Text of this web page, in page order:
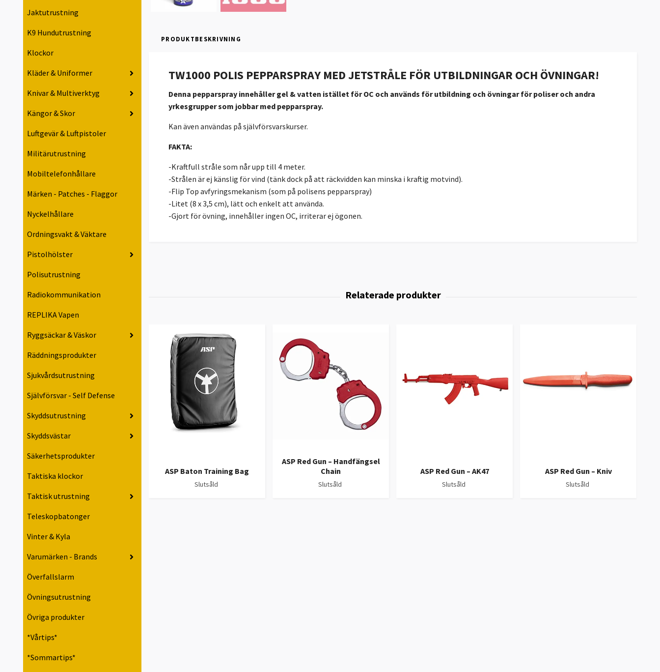
Jaktutrustning
K9 Hundutrustning
Klockor
Kläder & Uniformer
Knivar & Multiverktyg
Kängor & Skor
Luftgevär & Luftpistoler
Militärutrustning
Mobiltelefonhållare
Märken - Patches - Flaggor
Nyckelhållare
Ordningsvakt & Väktare
Pistolhölster
Polisutrustning
Radiokommunikation
REPLIKA Vapen
Ryggsäckar & Väskor
Räddningsprodukter
Sjukvårdsutrustning
Självförsvar - Self Defense
Skyddsutrustning
Skyddsvästar
Säkerhetsprodukter
Taktiska klockor
Taktisk utrustning
Teleskopbatonger
Vinter & Kyla
Varumärken - Brands
Överfallslarm
Övningsutrustning
Övriga produkter
*Vårtips*
*Sommartips*
PRODUKTBESKRIVNING
TW1000 POLIS PEPPARSPRAY MED JETSTRÅLE FÖR UTBILDNINGAR OCH ÖVNINGAR!
Denna pepparspray innehåller gel & vatten istället för OC och används för utbildning och övningar för poliser och andra
yrkesgrupper som jobbar med pepparspray.
Kan även användas på självförsvarskurser.
FAKTA:
-Kraftfull stråle som når upp till 4 meter.
-Strålen är ej känslig för vind (tänk dock på att räckvidden kan minska i kraftig motvind).
-Flip Top avfyringsmekanism (som på polisens pepparspray)
-Litet (8 x 3,5 cm), lätt och enkelt att använda.
-Gjort för övning, innehåller ingen OC, irriterar ej ögonen.
ASP Baton Training Bag
Slutsåld
ASP Red Gun – Handfängsel
Chain
Slutsåld
ASP Red Gun – AK47
Slutsåld
ASP Red Gun – Kniv
Slutsåld